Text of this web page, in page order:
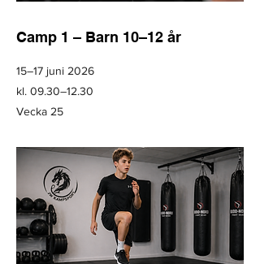
Camp 1 – Barn 10–12 år
15–17 juni 2026
kl. 09.30–12.30
Vecka 25